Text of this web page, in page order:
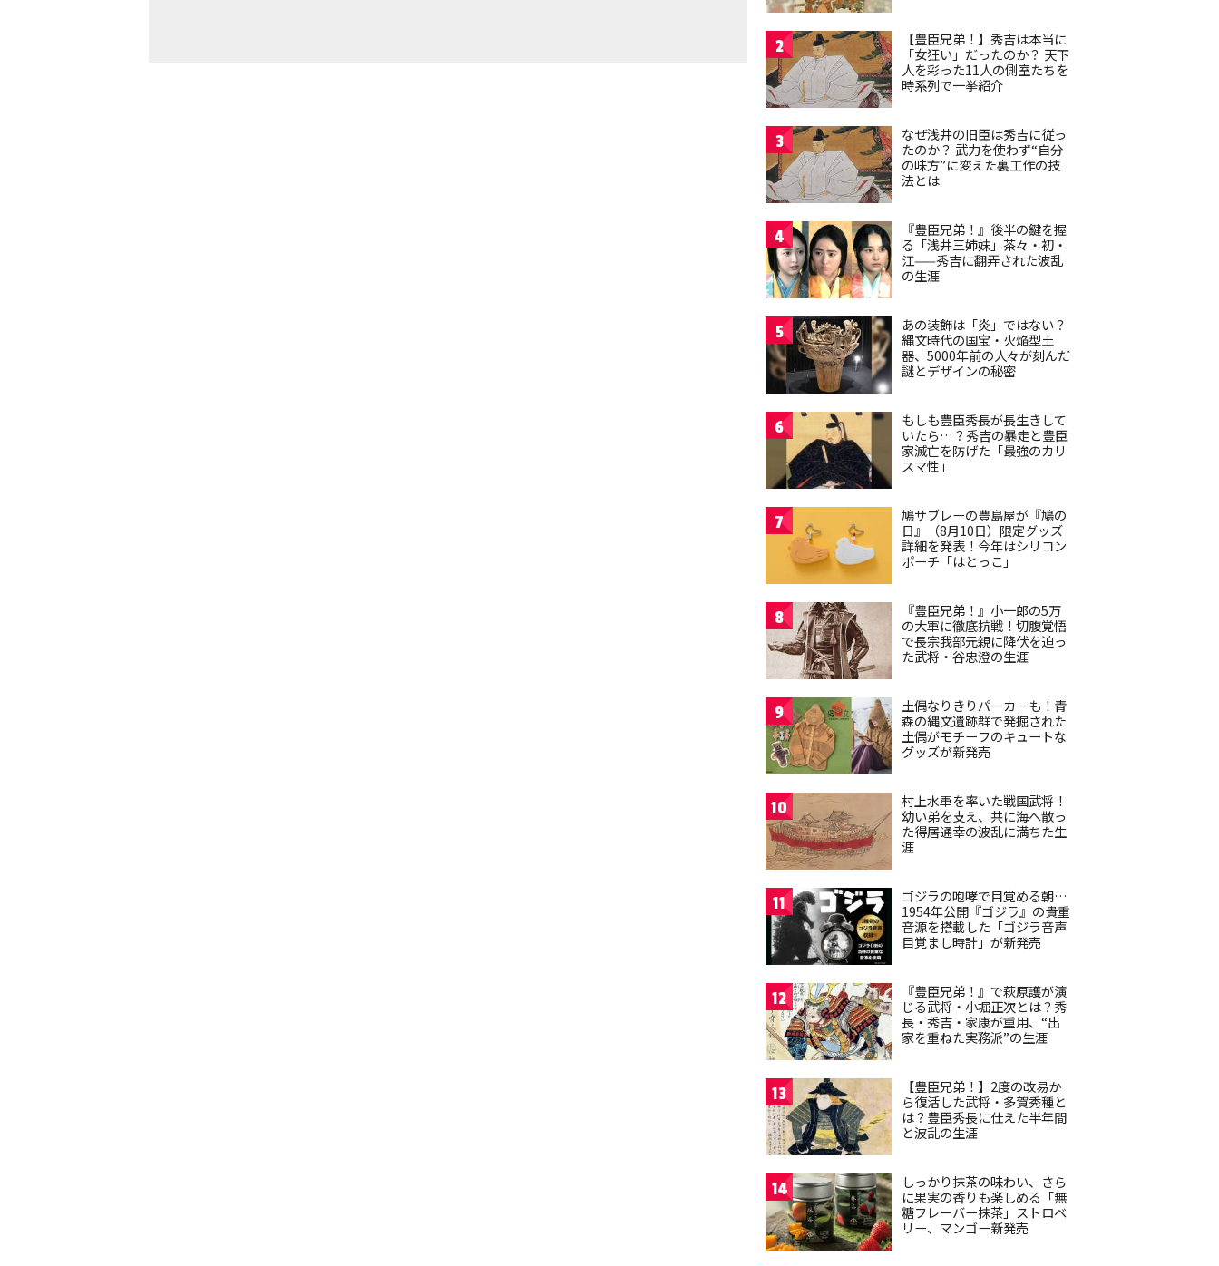
2
【豊臣兄弟！】秀吉は本当に
「女狂い」だったのか？ 天下
人を彩った11人の側室たちを
時系列で一挙紹介
3
なぜ浅井の旧臣は秀吉に従っ
たのか？ 武力を使わず“自分
の味方”に変えた裏工作の技
法とは
4
『豊臣兄弟！』後半の鍵を握
る「浅井三姉妹」茶々・初・
江——秀吉に翻弄された波乱
の生涯
5
あの装飾は「炎」ではない？
縄文時代の国宝・火焔型土
器、5000年前の人々が刻んだ
謎とデザインの秘密
6
もしも豊臣秀長が長生きして
いたら…？秀吉の暴走と豊臣
家滅亡を防げた「最強のカリ
スマ性」
7
鳩サブレーの豊島屋が『鳩の
日』（8月10日）限定グッズ
詳細を発表！今年はシリコン
ポーチ「はとっこ」
8
『豊臣兄弟！』小一郎の5万
の大軍に徹底抗戦！切腹覚悟
で長宗我部元親に降伏を迫っ
た武将・谷忠澄の生涯
9
土偶なりきりパーカーも！青
森の縄文遺跡群で発掘された
土偶がモチーフのキュートな
グッズが新発売
10
村上水軍を率いた戦国武将！
幼い弟を支え、共に海へ散っ
た得居通幸の波乱に満ちた生
涯
11
ゴジラの咆哮で目覚める朝…
1954年公開『ゴジラ』の貴重
音源を搭載した「ゴジラ音声
目覚まし時計」が新発売
12
『豊臣兄弟！』で萩原護が演
じる武将・小堀正次とは？秀
長・秀吉・家康が重用、“出
家を重ねた実務派”の生涯
13
【豊臣兄弟！】2度の改易か
ら復活した武将・多賀秀種と
は？豊臣秀長に仕えた半年間
と波乱の生涯
14
しっかり抹茶の味わい、さら
に果実の香りも楽しめる「無
糖フレーバー抹茶」ストロベ
リー、マンゴー新発売